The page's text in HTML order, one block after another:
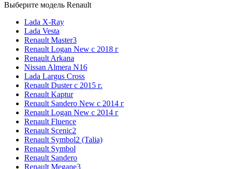
Выберите модель Renault
Lada X-Ray
Lada Vesta
Renault Master3
Renault Logan New с 2018 г
Renault Arkana
Nissan Almera N16
Lada Largus Cross
Renault Duster с 2015 г.
Renault Kaptur
Renault Sandero New с 2014 г
Renault Logan New с 2014 г
Renault Fluence
Renault Scenic2
Renault Symbol2 (Talia)
Renault Symbol
Renault Sandero
Renault Megane3